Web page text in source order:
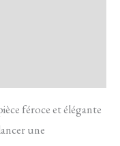
féroce et élégante
une